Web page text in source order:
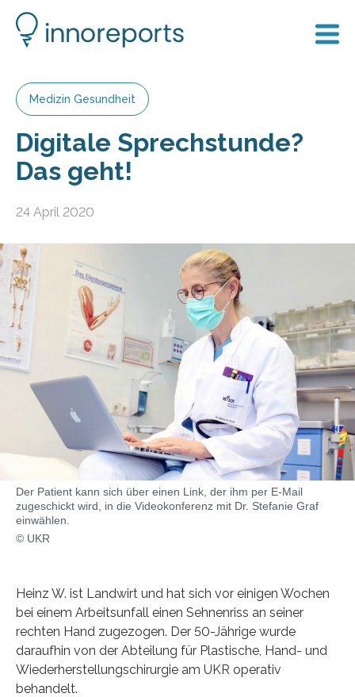
Medizin Gesundheit
Digitale Sprechstunde?
Das geht!
24 April 2020
Der Patient kann sich über einen Link, der ihm per E-Mail
zugeschickt wird, in die Videokonferenz mit Dr. Stefanie Graf
einwählen.
© UKR
Heinz W. ist Landwirt und hat sich vor einigen Wochen
bei einem Arbeitsunfall einen Sehnenriss an seiner
rechten Hand zugezogen. Der 50-Jährige wurde
daraufhin von der Abteilung für Plastische, Hand- und
Wiederherstellungschirurgie am UKR operativ
behandelt.